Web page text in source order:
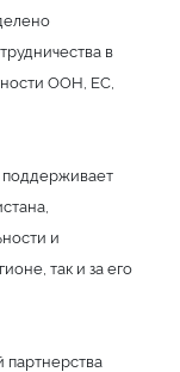
в
ООН, ЕС,
поддерживает
и
так и за его
партнерства